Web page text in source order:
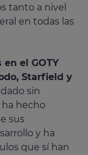
tanto a nivel
en todas las
el GOTY
Starfield y
sin
ha hecho
sus
y ha
que sí han